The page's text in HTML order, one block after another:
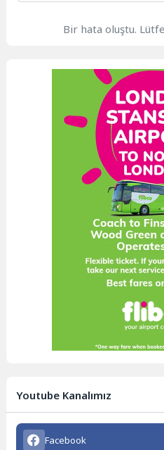
Bir hata oluştu.
Youtube Kanalımız
Facebook